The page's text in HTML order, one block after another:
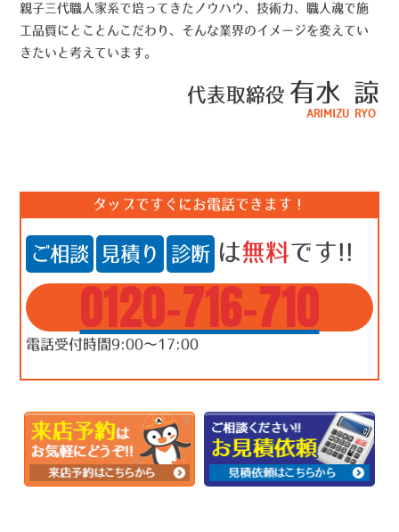
親子三代職人家系で培ってきたノウハウ、技術力、職人魂で施
工品質にとことんこだわり、そんな業界のイメージを変えてい
きたいと考えています。
代表取締役 有水 諒
ARIMIZU RYO
タップですぐにお電話できます！
ご相談 見積り 診断 は無料です!!
0120-716-710
電話受付時間9:00～17:00